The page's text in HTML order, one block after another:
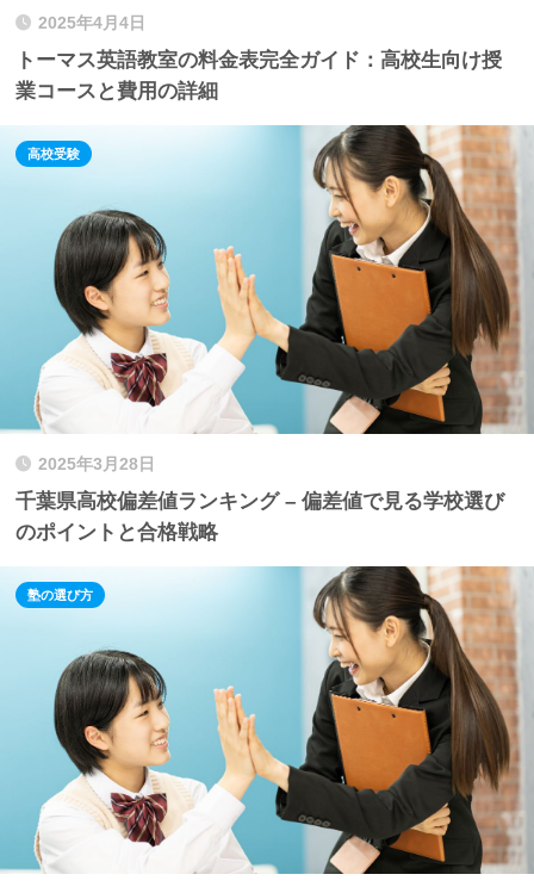
2025年4月4日
トーマス英語教室の料金表完全ガイド：高校生向け授
業コースと費用の詳細
2025年3月28日
千葉県高校偏差値ランキング – 偏差値で見る学校選び
のポイントと合格戦略
高校受験
塾の選び方